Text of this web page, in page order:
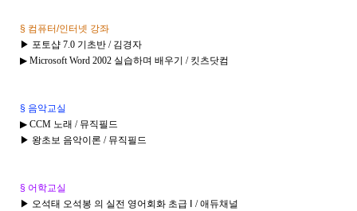
§ 컴퓨터/인터넷 강좌
▶ 포토샵 7.0 기초반 / 김경자
▶ Microsoft Word 2002 실습하며 배우기 / 킷츠닷컴
§ 음악교실
▶ CCM 노래 / 뮤직필드
▶ 왕초보 음악이론 / 뮤직필드
§ 어학교실
▶ 오석태 오석봉 의 실전 영어회화 초급 Ⅰ / 애듀채널